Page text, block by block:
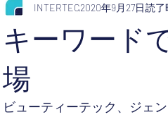
キーワード
場
INTERTEC2020年9月27日読了
ビューティーテック、ジェ